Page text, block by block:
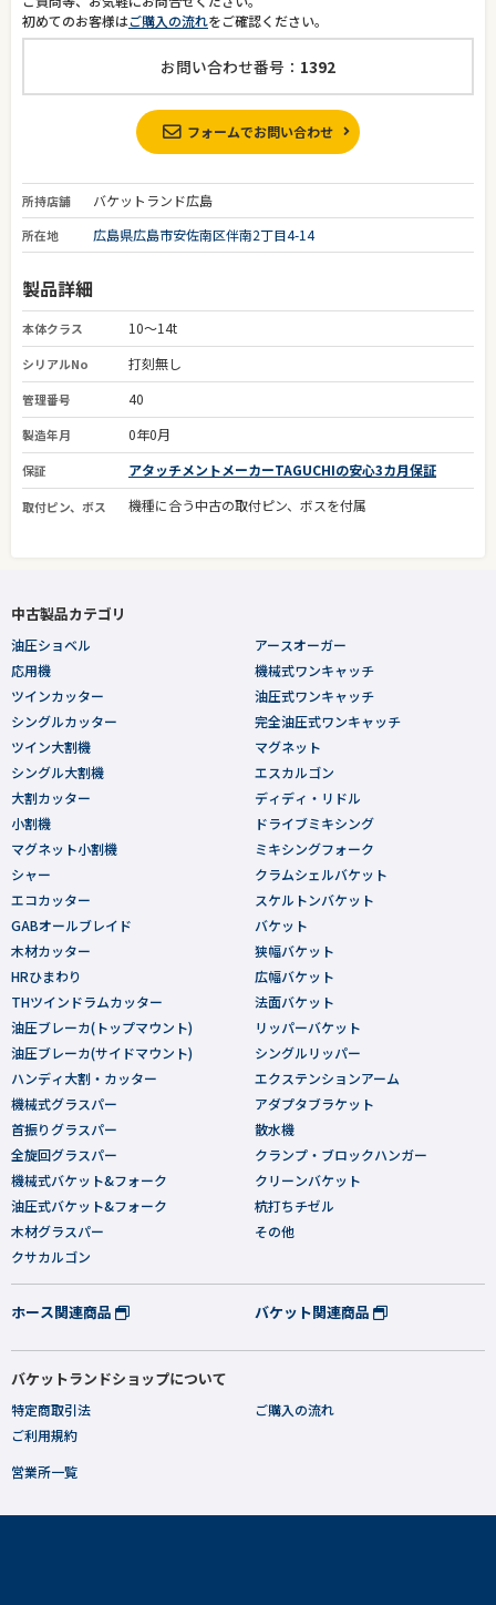
初めてのお客様はご購入の流れをご確認ください。
お問い合わせ番号： 1392
フォームでお問い合わせ
所持店舗 バケットランド広島
所在地 広島県広島市安佐南区伴南2丁目4-14
製品詳細
本体クラス 10～14t
シリアルNo 打刻無し
管理番号 40
製造年月 0年0月
保証 アタッチメントメーカーTAGUCHIの安心3カ月保証
取付ピン、ボス 機種に合う中古の取付ピン、ボスを付属
中古製品カテゴリ
油圧ショベル
応用機
ツインカッター
シングルカッター
ツイン大割機
シングル大割機
大割カッター
小割機
マグネット小割機
シャー
エコカッター
GABオールブレイド
木材カッター
HRひまわり
THツインドラムカッター
油圧ブレーカ(トップマウント)
油圧ブレーカ(サイドマウント)
ハンディ大割・カッター
機械式グラスパー
首振りグラスパー
全旋回グラスパー
機械式バケット&フォーク
油圧式バケット&フォーク
木材グラスパー
クサカルゴン
アースオーガー
機械式ワンキャッチ
油圧式ワンキャッチ
完全油圧式ワンキャッチ
マグネット
エスカルゴン
ディディ・リドル
ドライブミキシング
ミキシングフォーク
クラムシェルバケット
スケルトンバケット
バケット
狭幅バケット
広幅バケット
法面バケット
リッパーバケット
シングルリッパー
エクステンションアーム
アダプタブラケット
散水機
クランプ・ブロックハンガー
クリーンバケット
杭打ちチゼル
その他
ホース関連商品 バケット関連商品
バケットランドショップについて
特定商取引法
ご利用規約
ご購入の流れ
営業所一覧